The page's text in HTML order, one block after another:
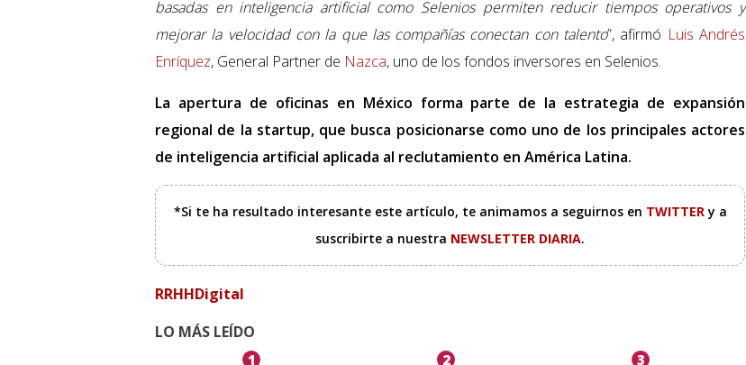
basadas en inteligencia artificial como Selenios permiten reducir tiempos operativos y
mejorar la velocidad con la que las compañías conectan con talento”, afirmó Luis Andrés
Enríquez, General Partner de Nazca, uno de los fondos inversores en Selenios.
La apertura de oficinas en México forma parte de la estrategia de expansión
regional de la startup, que busca posicionarse como uno de los principales actores
de inteligencia artificial aplicada al reclutamiento en América Latina.
*Si te ha resultado interesante este artículo, te animamos a seguirnos en TWITTERy a
suscribirte a nuestra NEWSLETTER DIARIA.
RRHHDigital
LO MÁS LEÍDO
1 2 3